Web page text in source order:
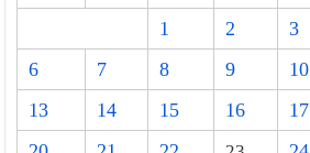
1
2 3
6
7 8 9 10
13
14 15 16 17